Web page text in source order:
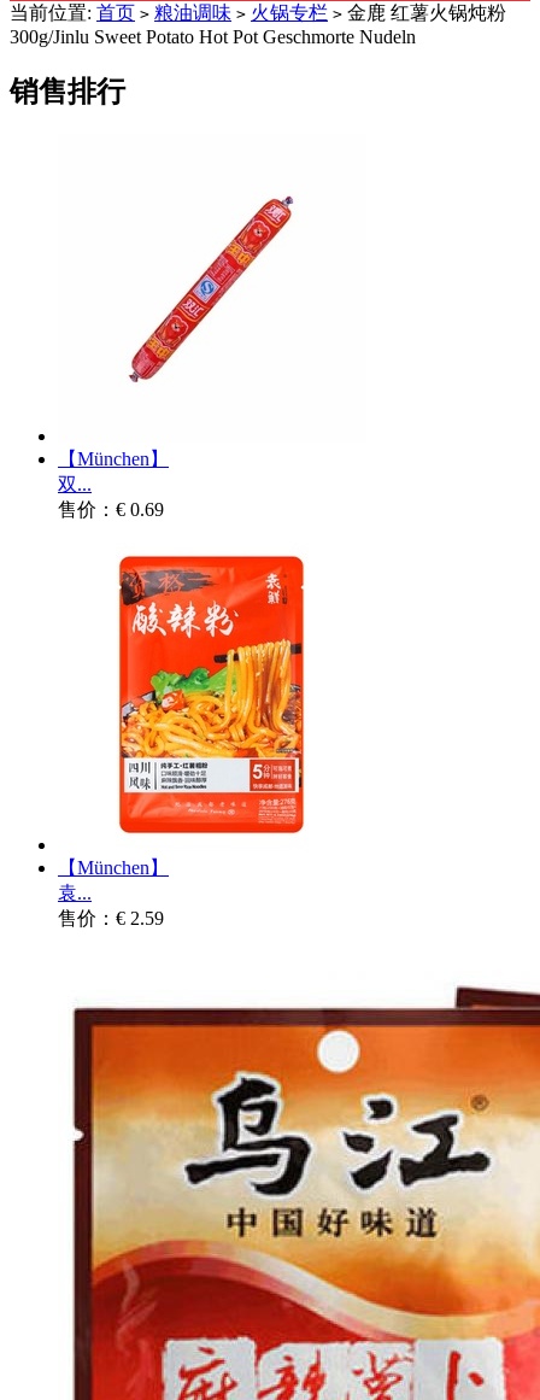
当前位置: 首页 > 粮油调味 > 火锅专栏 > 金鹿 红薯火锅炖粉
300g/Jinlu Sweet Potato Hot Pot Geschmorte Nudeln
销售排行
【München】
双...
售价：€ 0.69
【München】
袁...
售价：€ 2.59